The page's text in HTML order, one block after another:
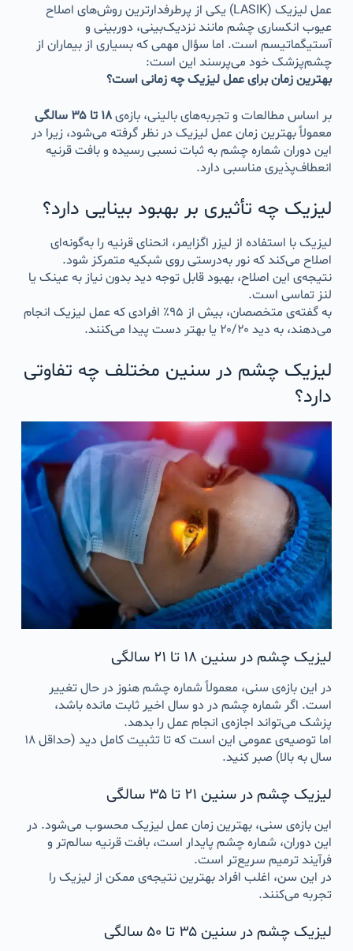
عمل لیزیک (LASIK) یکی از پرطرفدارترین روش‌های اصلاح
عیوب انکساری چشم مانند نزدیک‌بینی، دوربینی و
آستیگماتیسم است. اما سؤال مهمی که بسیاری از بیماران از
چشم‌پزشک خود می‌پرسند این است:
بهترین زمان برای عمل لیزیک چه زمانی است؟
بر اساس مطالعات و تجربه‌های بالینی، بازه‌ی۱۸ تا ۳۵ سالگی
معمولاً بهترین زمان عمل لیزیک در نظر گرفته می‌شود، زیرا در
این دوران شماره چشم به ثبات نسبی رسیده و بافت قرنیه
انعطاف‌پذیری مناسبی دارد.
لیزیک چه تأثیری بر بهبود بینایی دارد؟
لیزیک با استفاده از لیزر اگزایمر، انحنای قرنیه را به‌گونه‌ای
اصلاح می‌کند که نور به‌درستی روی شبکیه متمرکز شود.
نتیجه‌ی این اصلاح، بهبود قابل توجه دید بدون نیاز به عینک یا
لنز تماسی است.
به گفته‌ی متخصصان، بیش از ۹۵٪ افرادی که عمل لیزیک انجام
می‌دهند، به دید ۲۰/۲۰ یا بهتر دست پیدا می‌کنند.
لیزیک چشم در سنین مختلف چه تفاوتی
دارد؟
لیزیک چشم در سنین ۱۸ تا ۲۱ سالگی
در این بازه‌ی سنی، معمولاً شماره چشم هنوز در حال تغییر
است. اگر شماره چشم در دو سال اخیر ثابت مانده باشد،
پزشک می‌تواند اجازه‌ی انجام عمل را بدهد.
اما توصیه‌ی عمومی این است که تا تثبیت کامل دید (حداقل ۱۸
سال به بالا) صبر کنید.
لیزیک چشم در سنین ۲۱ تا ۳۵ سالگی
این بازه‌ی سنی، بهترین زمان عمل لیزیک محسوب می‌شود. در
این دوران، شماره چشم پایدار است، بافت قرنیه سالم‌تر و
فرآیند ترمیم سریع‌تر است.
در این سن، اغلب افراد بهترین نتیجه‌ی ممکن از لیزیک را
تجربه می‌کنند.
لیزیک چشم در سنین ۳۵ تا ۵۰ سالگی